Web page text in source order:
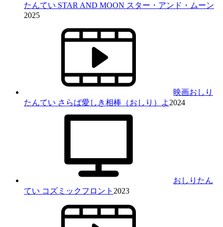
たんてい STAR AND MOON スター・アンド・ムーン
2025
映画おしり
たんてい さらば愛しき相棒（おしり）よ 2024
おしりたん
てい コズミックフロント 2023